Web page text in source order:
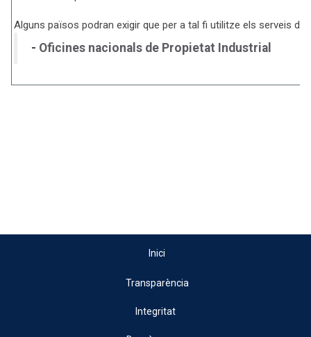
Alguns països podran exigir que per a tal fi utilitze els serveis
- Oficines nacionals de Propietat Industrial
Inici
Transparència
Integritat